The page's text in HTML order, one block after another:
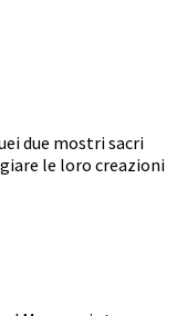
due mostri sacri
le loro creazioni